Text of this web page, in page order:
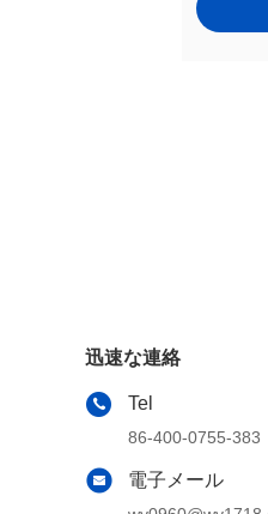
迅速な連絡
Tel
86-400-0755-383
電子メール